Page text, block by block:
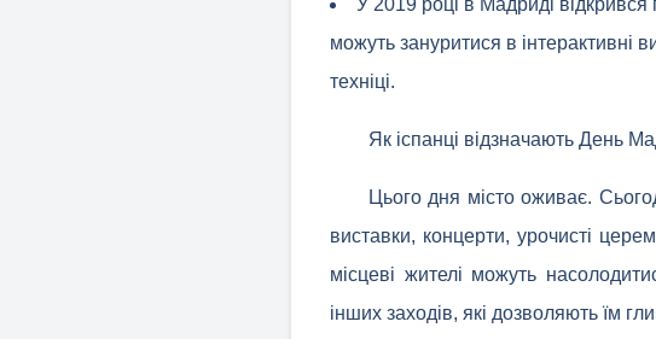
У 2019 році в Мадриді відкрився
можуть зануритися в інтерактивні
техніці.
Як іспанці відзначають День
Цього дня місто оживає.
виставки, концерти, урочисті
місцеві жителі можуть
інших заходів, які дозволяють їм